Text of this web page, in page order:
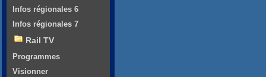
Infos régionales 6
Infos régionales 7
Rail TV
Programmes
Visionner